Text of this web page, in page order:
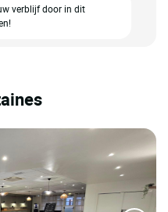
verblijf door in dit